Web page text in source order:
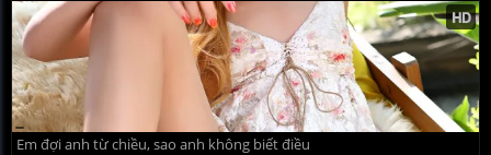
Em đợi anh từ chiều, sao anh không biết điều